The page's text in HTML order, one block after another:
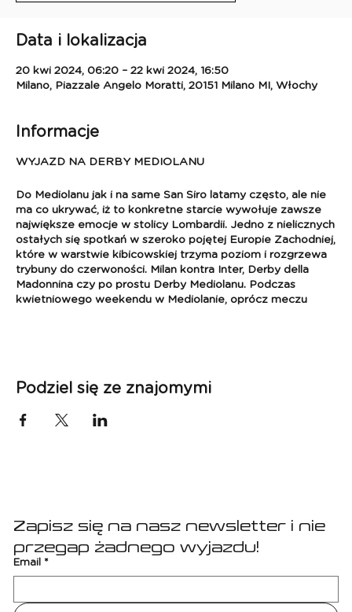
Data i lokalizacja
20 kwi 2024, 06:20 – 22 kwi 2024, 16:50
Milano, Piazzale Angelo Moratti, 20151 Milano MI, Włochy
Informacje
WYJAZD NA DERBY MEDIOLANU
Do Mediolanu jak i na same San Siro latamy często, ale nie
ma co ukrywać, iż to konkretne starcie wywołuje zawsze
największe emocje w stolicy Lombardii. Jedno z nielicznych
ostałych się spotkań w szeroko pojętej Europie Zachodniej,
które w warstwie kibicowskiej trzyma poziom i rozgrzewa
trybuny do czerwoności. Milan kontra Inter, Derby della
Madonnina czy po prostu Derby Mediolanu. Podczas
kwietniowego weekendu w Mediolanie, oprócz meczu
będzie jeszcze potwierdzona)
- ubezpieczenie i składka na Turystyczny Fundusz
Gwarancyjny,
- opiekę i udział w wyprawie koordynatora Sport Planet -
już od lotniska w Krakowie,
Podziel się ze znajomymi
Zapisz się na nasz newsletter i nie
przegap żadnego wyjazdu!
Email *